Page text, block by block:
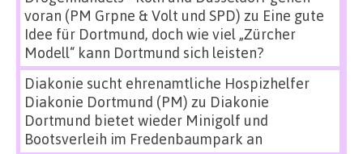
voran (PM Grpne & Volt und SPD) zu Eine gute
Idee für Dortmund, doch wie viel „Zürcher
Modell“ kann Dortmund sich leisten?
Diakonie sucht ehrenamtliche Hospizhelfer
Diakonie Dortmund (PM) zu Diakonie
Dortmund bietet wieder Minigolf und
Bootsverleih im Fredenbaumpark an